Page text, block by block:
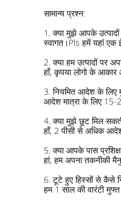
सामान्य प्रश्न:
1. क्या मुझे आपके
स्वागत।Pls हमें यहां
2. क्या हम उत्पादों पर
हाँ, कृपया लोगो के
3. नियमित आदेश के लिए
आदेश मात्रा के लिए 15-
4. क्या मुझे छूट मिल
हाँ, 2 पीसी से अधिक
5. क्या आपके पास
हां, हम अपना तकनीकी
6. टूटे हुए हिस्सों से कैसे
हम 1 साल की वारंटी